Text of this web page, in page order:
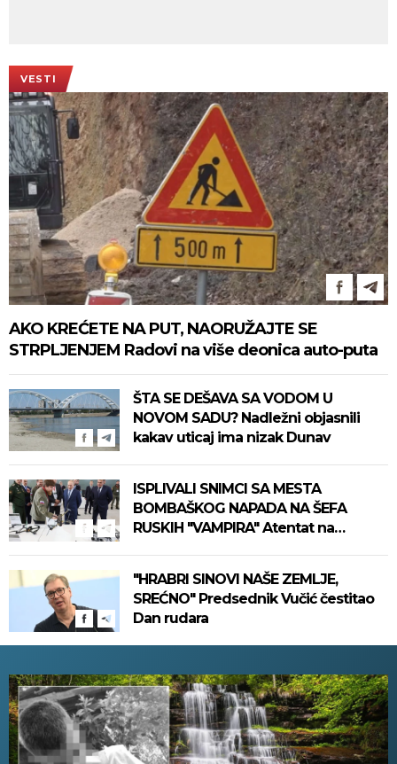
VESTI
AKO KREĆETE NA PUT, NAORUŽAJTE SE
STRPLJENJEM Radovi na više deonica auto-puta
ŠTA SE DEŠAVA SA VODOM U
NOVOM SADU? Nadležni objasnili
kakav uticaj ima nizak Dunav
ISPLIVALI SNIMCI SA MESTA
BOMBAŠKOG NAPADA NA ŠEFA
RUSKIH "VAMPIRA" Atentat na
"HRABRI SINOVI NAŠE ZEMLJE,
SREĆNO" Predsednik Vučić čestitao
Dan rudara